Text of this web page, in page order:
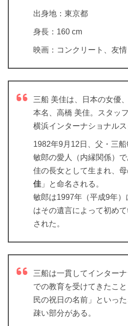
出身地： 東京都
身長： 160 cm
映画： コンクリート、友
三船 美佳は、日本の女優
本名、高橋 美佳。スタッ
横浜インターナショナルス
1982年9月12日、父・三船
敏郎の愛人（内縁関係）
佳の長女として生まれ、母
佳 」と命名される。
敏郎は1997年（平成9年
はその遺言によって初め
された。
三船は一貫してインター
での教育を受けてきたこ
民の祝日の名前」といっ
疎い部分がある。